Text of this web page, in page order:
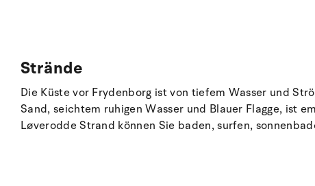
Strände
Die Küste vor Frydenborg ist von tiefem Wasser und
Sand, seichtem ruhigen Wasser und Blauer Flagge, ist
Løverodde Strand können Sie baden, surfen,